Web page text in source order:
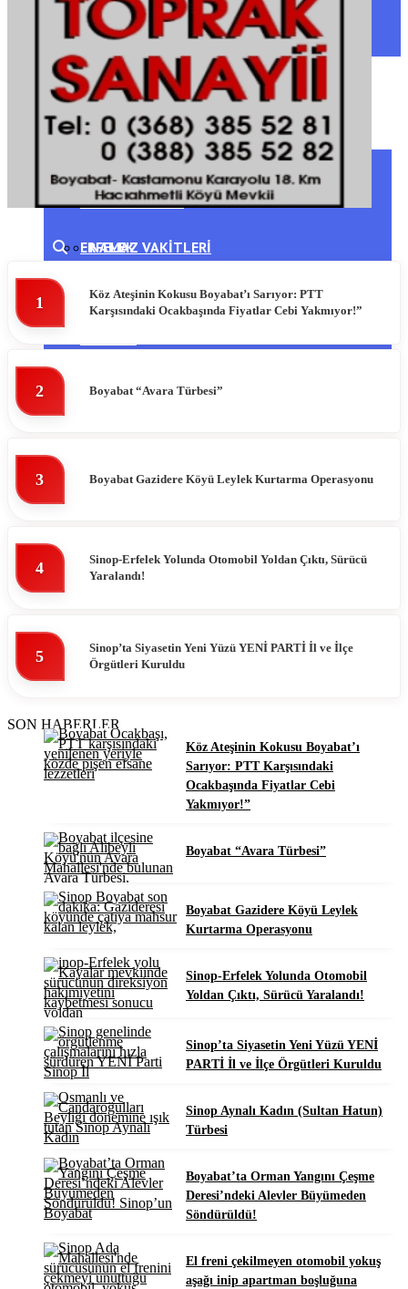
BOYABAT
DURAĞAN
AYANCIK
SARAYDÜZÜ
DIKMEN
ERFELEK
GERZE
SIYASET
GENEL
SPOR
SERVISLER
HAVA DURUMU
NAMAZ VAKITLERI
PUAN DURUMLARI
1
Köz Ateşinin Kokusu Boyabat’ı Sarıyor: PTT
Karşısındaki Ocakbaşında Fiyatlar Cebi Yakmıyor!”
2 Boyabat “Avara Türbesi”
3 Boyabat Gazidere Köyü Leylek Kurtarma Operasyonu
4
Sinop-Erfelek Yolunda Otomobil Yoldan Çıktı, Sürücü
Yaralandı!
5
Sinop’ta Siyasetin Yeni Yüzü YENİ PARTİ İl ve İlçe
Örgütleri Kuruldu
SON HABERLER
Köz Ateşinin Kokusu Boyabat’ı
Sarıyor: PTT Karşısındaki
Ocakbaşında Fiyatlar Cebi
Yakmıyor!”
Boyabat “Avara Türbesi”
Boyabat Gazidere Köyü Leylek
Kurtarma Operasyonu
Sinop-Erfelek Yolunda Otomobil
Yoldan Çıktı, Sürücü Yaralandı!
Sinop’ta Siyasetin Yeni Yüzü YENİ
PARTİ İl ve İlçe Örgütleri Kuruldu
Sinop Aynalı Kadın (Sultan Hatun)
Türbesi
Boyabat’ta Orman Yangını Çeşme
Deresi’ndeki Alevler Büyümeden
Söndürüldü!
El freni çekilmeyen otomobil yokuş
aşağı inip apartman boşluğuna